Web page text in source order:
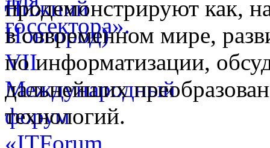
продемонстрируют как,
в современном мире,
по информатизации,
дальнейших
технологий.